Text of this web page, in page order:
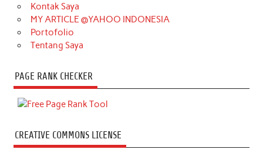
Kontak Saya
MY ARTICLE @YAHOO INDONESIA
Portofolio
Tentang Saya
PAGE RANK CHECKER
CREATIVE COMMONS LICENSE